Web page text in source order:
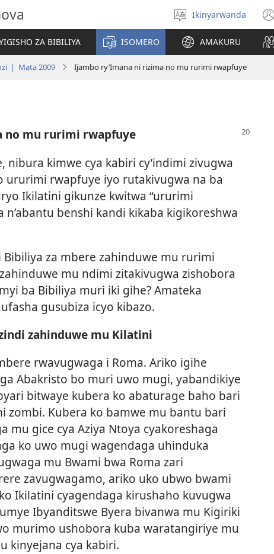
Hitamo
ururimi
Ikinyarwanda
ZA BIBILIYA ISOMERO AMAKURU
| Mata 2009 Ijambo ry’Imana ni rizima no mu rurimi rwapfuye
no mu rurimi rwapfuye
nibura kimwe cya kabiri cy’indimi zivugwa
ururimi rwapfuye iyo rutakivugwa na ba
Ikilatini gikunze kwitwa “ururimi
n’abantu benshi kandi kikaba kigikoreshwa
za mbere zahinduwe mu rurimi
mu ndimi zitakivugwa zishobora
ba Bibiliya muri iki gihe? Amateka
gusubiza icyo kibazo.
zahinduwe mu Kilatini
rwavugwaga i Roma. Ariko igihe
Abakristo bo muri uwo mugi, yabandikiye
bitwaye kubera ko abaturage baho bari
zombi. Kubera ko bamwe mu bantu bari
mu gice cya Aziya Ntoya cyakoreshaga
ko uwo mugi wagendaga uhinduka
mu Bwami bwa Roma zari
zavugwagamo, ariko uko ubwo bwami
Ikilatini cyagendaga kirushaho kuvugwa
Ibyanditswe Byera bivanwa mu Kigiriki
murimo ushobora kuba waratangiriye mu
kinyejana cya kabiri.